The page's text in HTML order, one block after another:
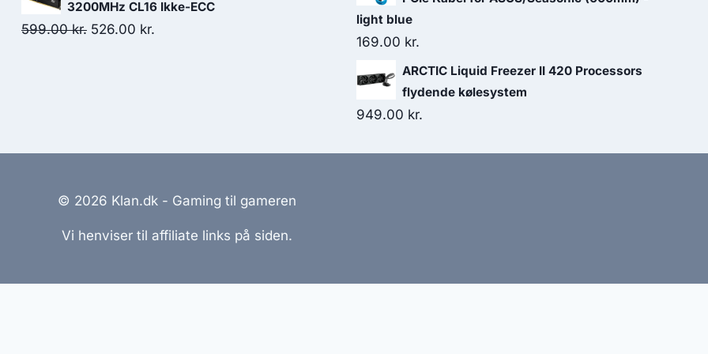
was:
119.00 kr..
is:
49.00 kr..
3200MHz CL16 Ikke-ECC
599.00kr. Original
526.00 kr.
light blue
169.00 kr.
ARCTIC Liquid Freezer II 420 Processors
flydende kølesystem
949.00 kr.
© 2026 Klan.dk - Gaming til gameren
Vi henviser til affiliate links på siden.